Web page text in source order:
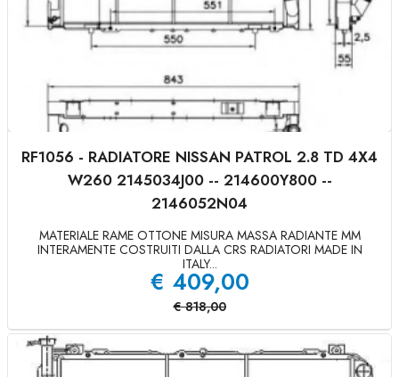
RF1056 - RADIATORE NISSAN PATROL 2.8 TD 4X4
W260 2145034J00 -- 214600Y800 --
2146052N04
MATERIALE RAME OTTONE MISURA MASSA RADIANTE MM
INTERAMENTE COSTRUITI DALLA CRS RADIATORI MADE IN
ITALY...
€ 409,00
€ 818,00